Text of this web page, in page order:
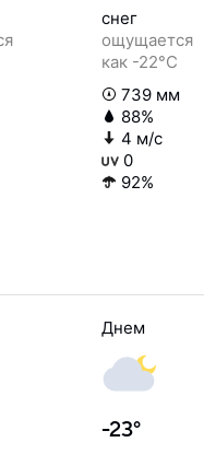
снег
ощущается
как -22°C
739 мм
88%
4 м/с
0
92%
Днем
-23°